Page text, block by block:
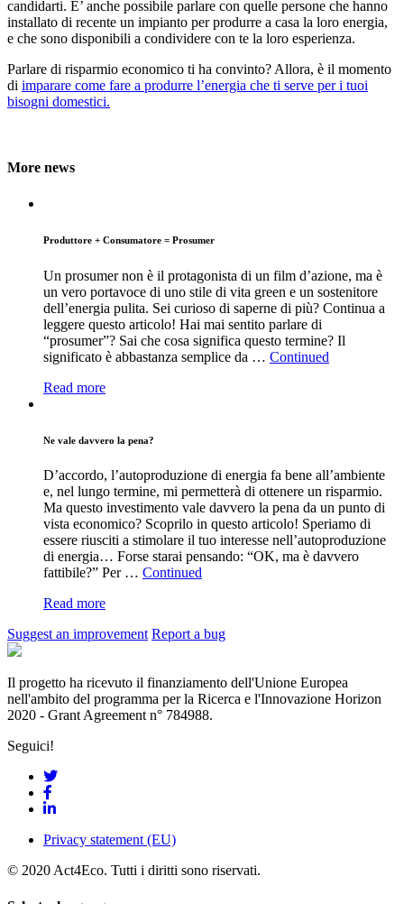
candidarti. E’ anche possibile parlare con quelle persone che hanno
installato di recente un impianto per produrre a casa la loro energia,
e che sono disponibili a condividere con te la loro esperienza.
Parlare di risparmio economico ti ha convinto? Allora, è il momento
di imparare come fare a produrre l’energia che ti serve per i tuoi
bisogni domestici.
More news
Produttore + Consumatore = Prosumer
Un prosumer non è il protagonista di un film d’azione, ma è
un vero portavoce di uno stile di vita green e un sostenitore
dell’energia pulita. Sei curioso di saperne di più? Continua a
leggere questo articolo! Hai mai sentito parlare di
“prosumer”? Sai che cosa significa questo termine? Il
significato è abbastanza semplice da … Continued
Read more
Ne vale davvero la pena?
D’accordo, l’autoproduzione di energia fa bene all’ambiente
e, nel lungo termine, mi permetterà di ottenere un risparmio.
Ma questo investimento vale davvero la pena da un punto di
vista economico? Scoprilo in questo articolo! Speriamo di
essere riusciti a stimolare il tuo interesse nell’autoproduzione
di energia… Forse starai pensando: “OK, ma è davvero
fattibile?” Per … Continued
Read more
Suggest an improvement Report a bug
Il progetto ha ricevuto il finanziamento dell'Unione Europea
nell'ambito del programma per la Ricerca e l'Innovazione Horizon
2020 - Grant Agreement n° 784988.
Seguici!
Privacy statement (EU)
© 2020 Act4Eco. Tutti i diritti sono riservati.